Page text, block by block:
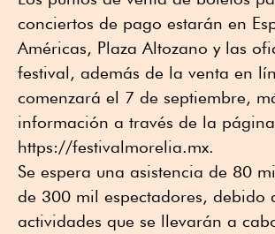
conciertos de pago estarán en
Américas, Plaza Altozano y las
festival, además de la venta en
comenzará el 7 de septiembre,
información a través de la
https://festivalmorelia.mx.
Se espera una asistencia de 80
de 300 mil espectadores, debido
actividades que se llevarán a